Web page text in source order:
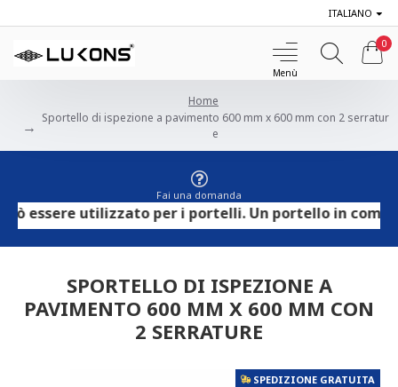
ITALIANO
0
Home
Sportello di ispezione a pavimento 600 mm x 600 mm con 2 serratur
e
Fai una domanda
utilizzato per i portelli. Un portello in
SPORTELLO DI ISPEZIONE A
PAVIMENTO 600 MM X 600 MM CON
2 SERRATURE
SPEDIZIONE GRATUITA